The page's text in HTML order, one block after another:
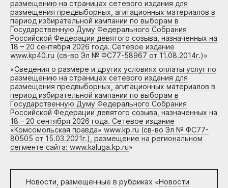
размещению на страницах сетевого издания для
размещения предвыборных, агитационных материалов в
период избирательной кампании по выборам в
Государственную Думу Федерального Собрания
Российской Федерации девятого созыва, назначенных на
18 – 20 сентября 2026 года. Сетевое издание
www.kp40.ru (св-во Эл № ФС77-58967 от 11.08.2014г.)»
«Сведения о размере и других условиях оплаты услуг по
размещению на страницах сетевого издания для
размещения предвыборных, агитационных материалов в
период избирательной кампании по выборам в
Государственную Думу Федерального Собрания
Российской Федерации девятого созыва, назначенных на
18 – 20 сентября 2026 года. Сетевое издание
«Комсомольская правда» www.kp.ru (св-во Эл № ФС77-
80505 от 15.03.2021г.), размещение на региональном
сегменте сайта: www.kaluga.kp.ru»
Новости, размещенные в рубриках «Новости